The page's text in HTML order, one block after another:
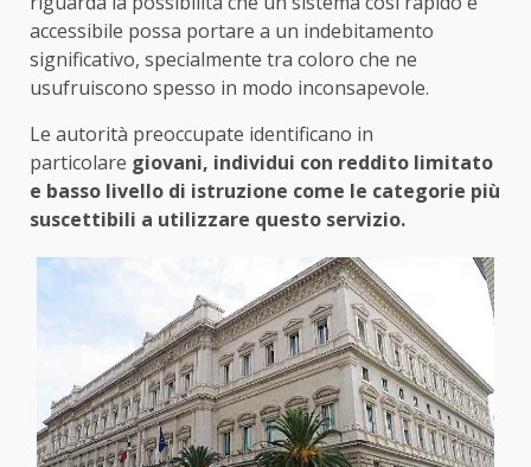
accessibile possa portare a un indebitamento
significativo, specialmente tra coloro che ne
usufruiscono spesso in modo inconsapevole.
Le autorità preoccupate identificano in
particolare giovani, individui con reddito limitato
e basso livello di istruzione come le categorie più
suscettibili a utilizzare questo servizio.